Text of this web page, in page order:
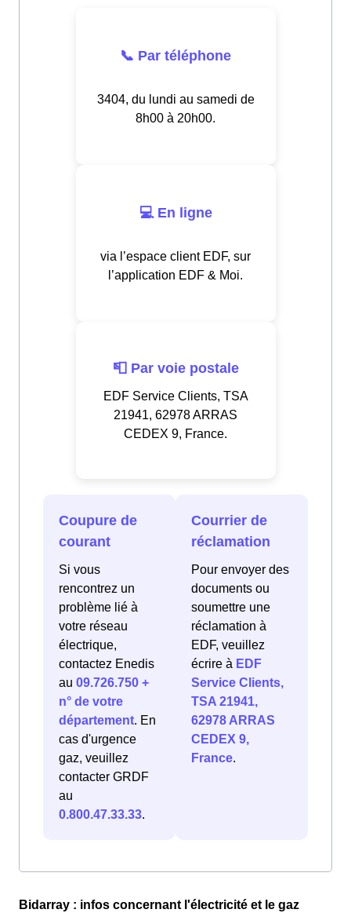
📞 Par téléphone
3404, du lundi au samedi de
8h00 à 20h00.
💻 En ligne
via l’espace client EDF, sur
l’application EDF & Moi.
📮 Par voie postale
EDF Service Clients, TSA
21941, 62978 ARRAS
CEDEX 9, France.
Coupure de
courant
Si vous
rencontrez un
problème lié à
votre réseau
électrique,
contactez Enedis
au 09.726.750 +
n° de votre
département. En
cas d'urgence
gaz, veuillez
contacter GRDF
au
0.800.47.33.33.
Courrier de
réclamation
Pour envoyer des
documents ou
soumettre une
réclamation à
EDF, veuillez
écrire à EDF
Service Clients,
TSA 21941,
62978 ARRAS
CEDEX 9,
France.
Bidarray : infos concernant l'électricité et le gaz